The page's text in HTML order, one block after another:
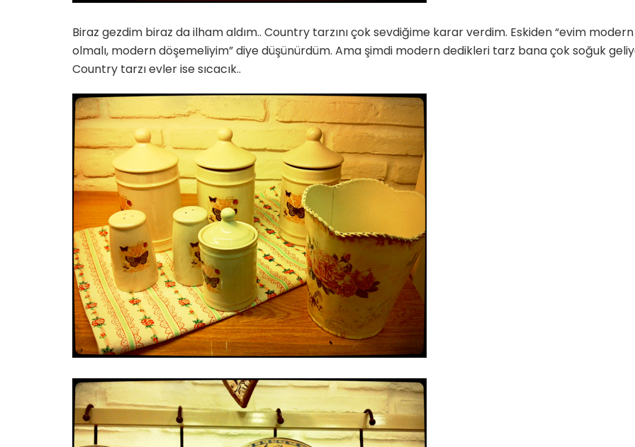
Biraz gezdim biraz da ilham aldım.. Country tarzını çok sevdiğime karar verdim. Eskiden “evim modern
olmalı, modern döşemeliyim” diye düşünürdüm. Ama şimdi modern dedikleri tarz bana çok soğuk
Country tarzı evler ise sıcacık..